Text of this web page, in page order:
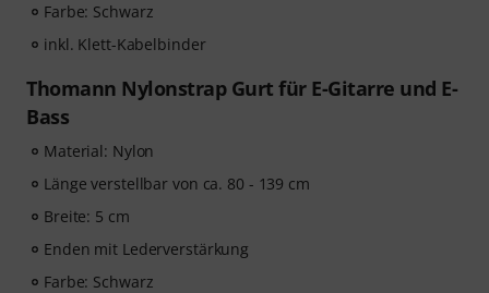
Farbe: Schwarz
inkl. Klett-Kabelbinder
Thomann Nylonstrap Gurt für E-Gitarre und E-
Bass
Material: Nylon
Länge verstellbar von ca. 80 - 139 cm
Breite: 5 cm
Enden mit Lederverstärkung
Farbe: Schwarz